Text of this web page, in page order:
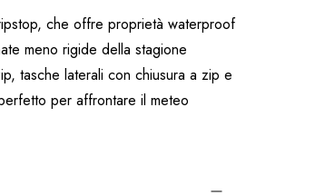
che offre proprietà waterproof
meno rigide della stagione
tasche laterali con chiusura a zip e
per affrontare il meteo